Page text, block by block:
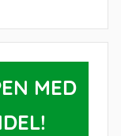
MED